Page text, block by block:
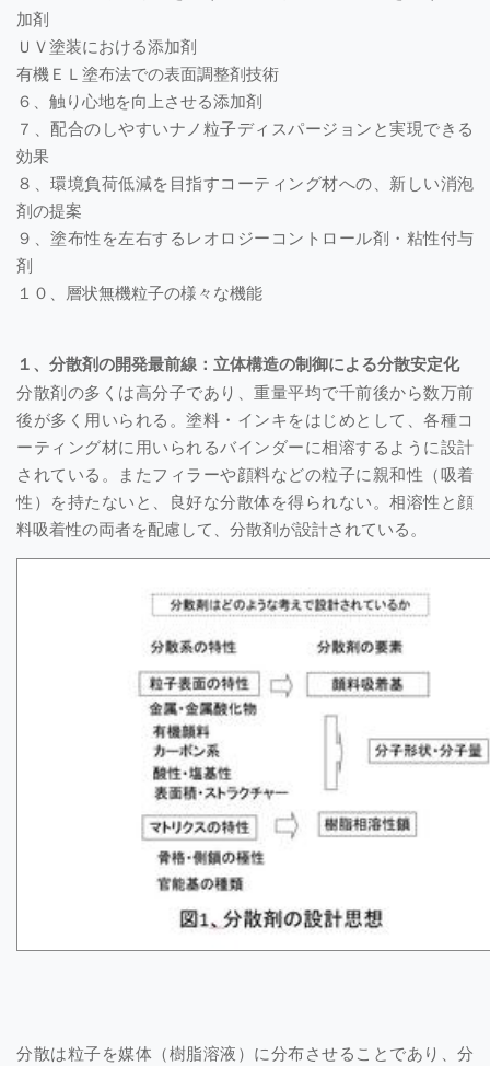
加剤
ＵＶ塗装における添加剤
有機ＥＬ塗布法での表面調整剤技術
６、触り心地を向上させる添加剤
７、配合のしやすいナノ粒子ディスパージョンと実現できる
効果
８、環境負荷低減を目指すコーティング材への、新しい消泡
剤の提案
９、塗布性を左右するレオロジーコントロール剤・粘性付与
剤
１０、層状無機粒子の様々な機能
１、分散剤の開発最前線：立体構造の制御による分散安定化
分散剤の多くは高分子であり、重量平均で千前後から数万前
後が多く用いられる。塗料・インキをはじめとして、各種コ
ーティング材に用いられるバインダーに相溶するように設計
されている。またフィラーや顔料などの粒子に親和性（吸着
性）を持たないと、良好な分散体を得られない。相溶性と顔
料吸着性の両者を配慮して、分散剤が設計されている。
分散は粒子を媒体（樹脂溶液）に分布させることであり、分